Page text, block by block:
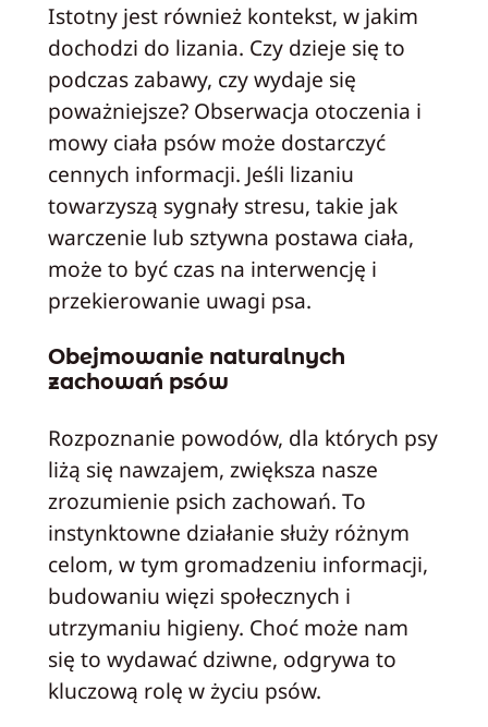
Istotny jest również kontekst, w jakim
dochodzi do lizania. Czy dzieje się to
podczas zabawy, czy wydaje się
poważniejsze? Obserwacja otoczenia i
mowy ciała psów może dostarczyć
cennych informacji. Jeśli lizaniu
towarzyszą sygnały stresu, takie jak
warczenie lub sztywna postawa ciała,
może to być czas na interwencję i
przekierowanie uwagi psa.
Obejmowanie naturalnych
zachowań psów
Rozpoznanie powodów, dla których psy
liżą się nawzajem, zwiększa nasze
zrozumienie psich zachowań. To
instynktowne działanie służy różnym
celom, w tym gromadzeniu informacji,
budowaniu więzi społecznych i
utrzymaniu higieny. Choć może nam
się to wydawać dziwne, odgrywa to
kluczową rolę w życiu psów.